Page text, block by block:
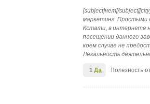
[subject]нет[/
маркетинг. Простыми
Кстати, в интернете
посещении данного
коем случае не
Легальность
Полезность
1 Да